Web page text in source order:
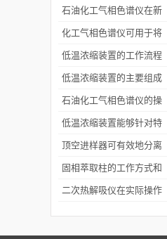
和使用注意事项
石油化工气相色谱仪在新
材料、新产品的研发中的
应用
化工气相色谱仪可用于将
样品引入色谱柱并推动分
离过程
低温浓缩装置的工作流程
及使用注意事项
低温浓缩装置的主要组成
部分及具体工作流程分析
石油化工气相色谱仪的操
作要点详细分析
低温浓缩装置能够针对特
定的目标组分进行有效浓
缩
顶空进样器可有效地分离
和富集样品中的挥发性成
分
固相萃取柱的工作方式和
应用场景
二次热解吸仪在实际操作